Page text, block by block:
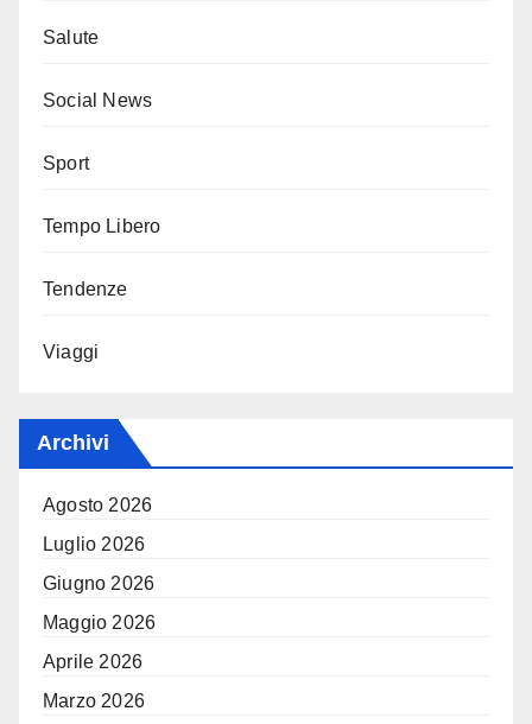
Salute
Social News
Sport
Tempo Libero
Tendenze
Viaggi
Archivi
Agosto 2026
Luglio 2026
Giugno 2026
Maggio 2026
Aprile 2026
Marzo 2026